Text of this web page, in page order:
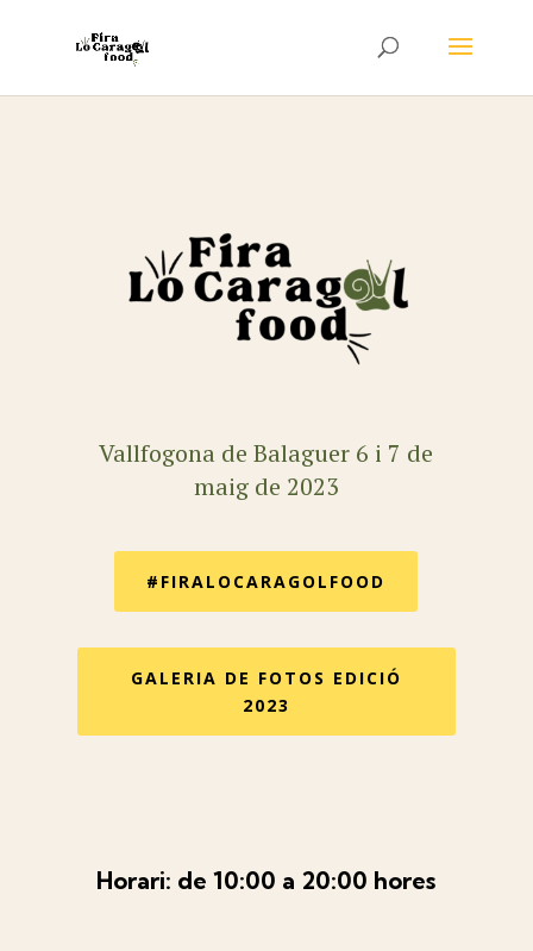
Vallfogona de Balaguer 6 i 7 de
maig de 2023
#FIRALOCARAGOLFOOD
GALERIA DE FOTOS EDICIÓ
2023
Horari: de 10:00 a 20:00 hores